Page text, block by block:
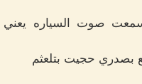
صوت السياره يعني
بصدري حجيت بتلعثم